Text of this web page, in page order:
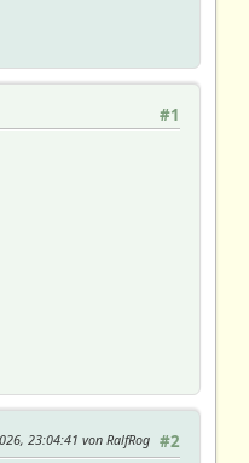
#1
#2
23:04:41 von RalfRog